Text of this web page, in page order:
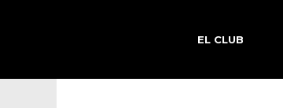
EL CLUB